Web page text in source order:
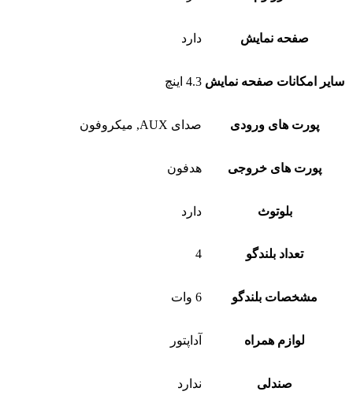
صفحه نمایش دارد
سایر امکانات صفحه نمایش 4.3 اینچ
پورت های ورودی صدای AUX, میکروفون
پورت های خروجی هدفون
بلوتوث دارد
تعداد بلندگو 4
مشخصات بلندگو 6 وات
لوازم همراه آداپتور
صندلی ندارد